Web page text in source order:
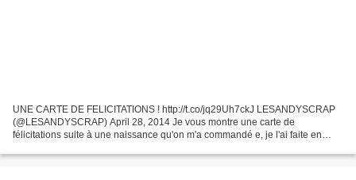
UNE CARTE DE FELICITATIONS ! http://t.co/jq29Uh7ckJ LESANDYSCRAP
(@LESANDYSCRAP) April 28, 2014 Je vous montre une carte de
félicitations suite à une naissance qu'on m'a commandé e, je l'ai faite en